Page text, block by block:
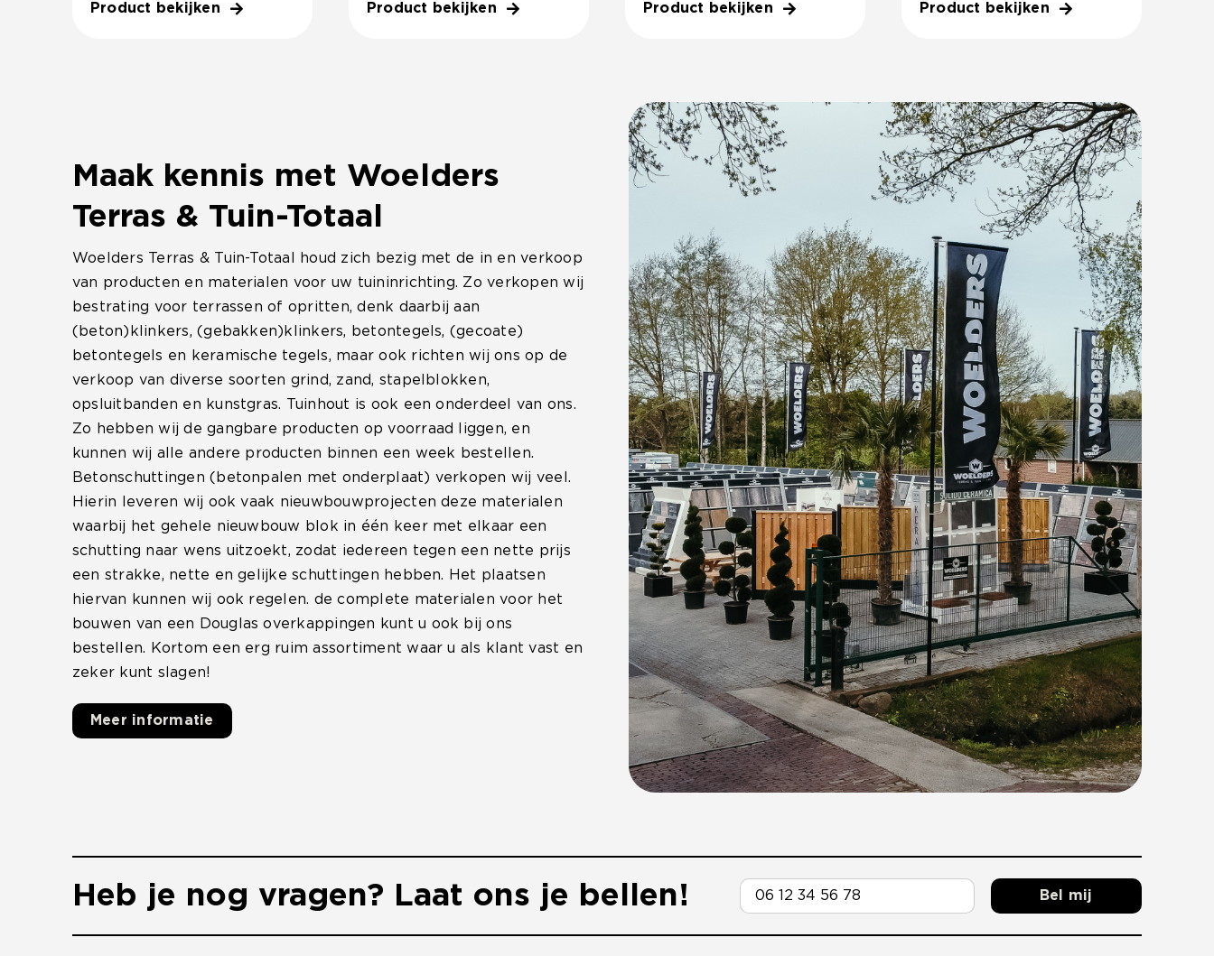
Product bekijken Product bekijken Product bekijken Product bekijken
Maak kennis met Woelders
Terras & Tuin-Totaal
Woelders Terras & Tuin-Totaal houd zich bezig met de in en verkoop
van producten en materialen voor uw tuininrichting. Zo verkopen wij
bestrating voor terrassen of opritten, denk daarbij aan
(beton)klinkers, (gebakken)klinkers, betontegels, (gecoate)
betontegels en keramische tegels, maar ook richten wij ons op de
verkoop van diverse soorten grind, zand, stapelblokken,
opsluitbanden en kunstgras. Tuinhout is ook een onderdeel van ons.
Zo hebben wij de gangbare producten op voorraad liggen, en
kunnen wij alle andere producten binnen een week bestellen.
Betonschuttingen (betonpalen met onderplaat) verkopen wij veel.
Hierin leveren wij ook vaak nieuwbouwprojecten deze materialen
waarbij het gehele nieuwbouw blok in één keer met elkaar een
schutting naar wens uitzoekt, zodat iedereen tegen een nette prijs
een strakke, nette en gelijke schuttingen hebben. Het plaatsen
hiervan kunnen wij ook regelen. de complete materialen voor het
bouwen van een Douglas overkappingen kunt u ook bij ons
bestellen. Kortom een erg ruim assortiment waar u als klant vast en
zeker kunt slagen!
Meer informatie
Heb je nog vragen? Laat ons je bellen! Bel mij